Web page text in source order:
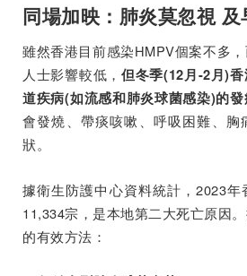
同場加映：肺炎莫忽視
雖然香港目前感染HMPV個案不多
人士影響較低， 但冬季(12月-2月)
道疾病(如流感和肺炎球菌感染)的發
會發燒、帶痰咳嗽、呼吸困難、胸
狀。
據衛生防護中心資料統計，2023
11,334宗，是本地第二大死亡原因
的有效方法：